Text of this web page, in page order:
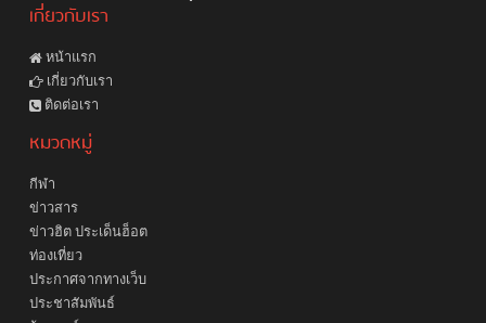
เกี่ยวกับเรา
หน้าแรก
เกี่ยวกับเรา
ติดต่อเรา
หมวดหมู่
กีฬา
ข่าวสาร
ข่าวฮิต ประเด็นฮ็อต
ท่องเที่ยว
ประกาศจากทางเว็บ
ประชาสัมพันธ์